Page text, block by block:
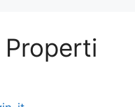
Properti